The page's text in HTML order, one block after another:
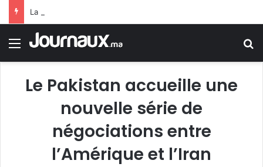
Menu
Le Pakistan accueille une
nouvelle série de
négociations entre
l’Amérique et l’Iran